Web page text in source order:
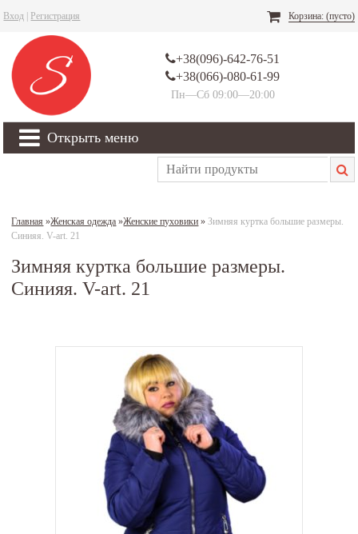
Вход Регистрация Корзина: (пусто)
+38(096)-642-76-51
+38(066)-080-61-99
Пн—Сб 09:00—20:00
Открыть меню
Главная »Женская одежда »Женские пуховики »Зимняя куртка большие размеры.
Синияя. V-art. 21
Зимняя куртка большие размеры.
Синияя. V-art. 21